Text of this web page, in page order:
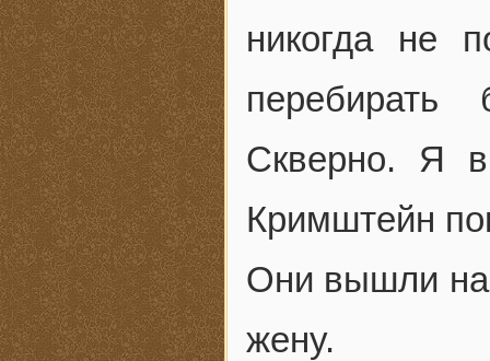
никогда не
Скверно. Я
Кримштейн
Они вышли на
жену.